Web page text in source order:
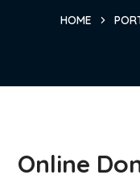
HOME
Online